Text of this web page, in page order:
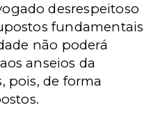
desrespeitoso
fundamentais
não poderá
anseios da
pois, de forma